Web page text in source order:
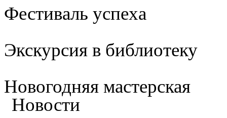
Фестиваль успеха
Экскурсия в библиотеку
Новогодняя мастерская
Новости